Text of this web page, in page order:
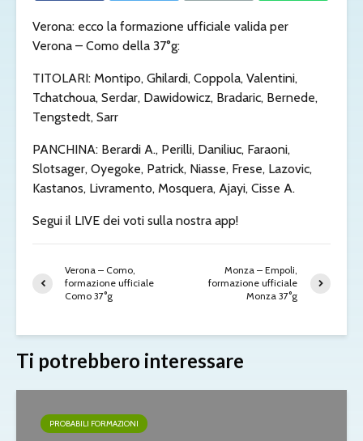
Verona: ecco la formazione ufficiale valida per
Verona – Como della 37°g:
TITOLARI: Montipo, Ghilardi, Coppola, Valentini,
Tchatchoua, Serdar, Dawidowicz, Bradaric, Bernede,
Tengstedt, Sarr
PANCHINA: Berardi A., Perilli, Daniliuc, Faraoni,
Slotsager, Oyegoke, Patrick, Niasse, Frese, Lazovic,
Kastanos, Livramento, Mosquera, Ajayi, Cisse A.
Segui il LIVE dei voti sulla nostra app!
Verona – Como,
formazione ufficiale
Como 37°g
Monza – Empoli,
formazione ufficiale
Monza 37°g
Ti potrebbero interessare
PROBABILI FORMAZIONI